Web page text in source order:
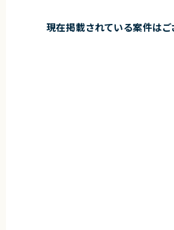
現在掲載されている案件はご